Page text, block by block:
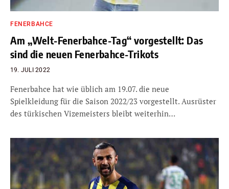
FENERBAHCE
Am „Welt-Fenerbahce-Tag“ vorgestellt: Das
sind die neuen Fenerbahce-Trikots
19. JULI 2022
Fenerbahce hat wie üblich am 19.07. die neue
Spielkleidung für die Saison 2022/23 vorgestellt. Ausrüster
des türkischen Vizemeisters bleibt weiterhin…